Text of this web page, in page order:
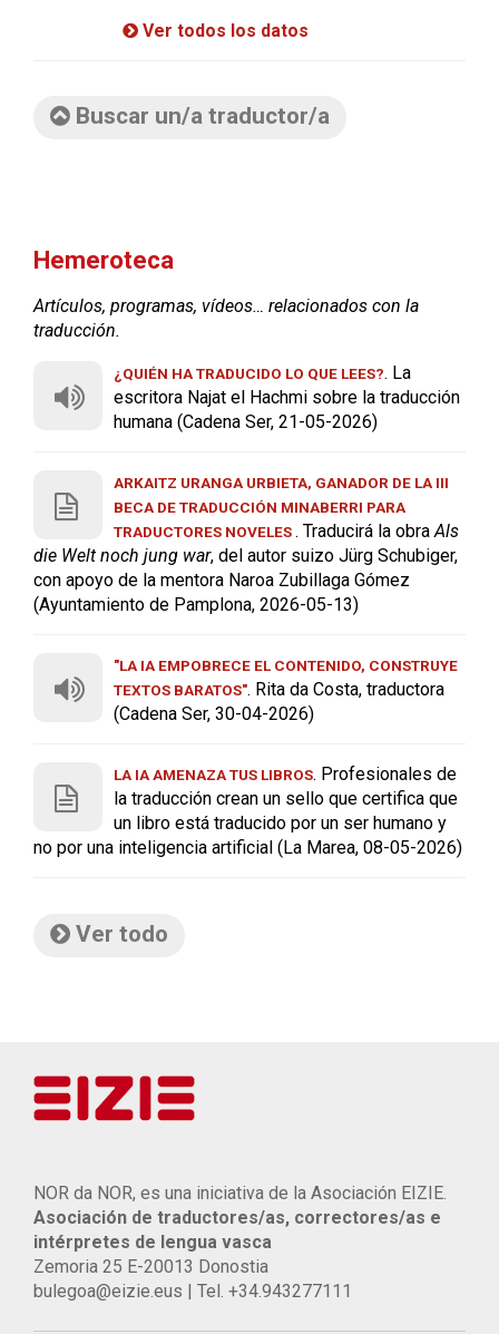
Ver todos los datos
Buscar un/a traductor/a
Hemeroteca
Artículos, programas, vídeos… relacionados con la
traducción.
¿QUIÉN HA TRADUCIDO LO QUE LEES?. La
escritora Najat el Hachmi sobre la traducción
humana (Cadena Ser, 21-05-2026)
ARKAITZ URANGA URBIETA, GANADOR DE LA III
BECA DE TRADUCCIÓN MINABERRI PARA
TRADUCTORES NOVELES. Traducirá la obraAls
die Welt noch jung war, del autor suizo Jürg Schubiger,
con apoyo de la mentora Naroa Zubillaga Gómez
(Ayuntamiento de Pamplona, 2026-05-13)
"LA IA EMPOBRECE EL CONTENIDO, CONSTRUYE
TEXTOS BARATOS". Rita da Costa, traductora
(Cadena Ser, 30-04-2026)
LA IA AMENAZA TUS LIBROS. Profesionales de
la traducción crean un sello que certifica que
un libro está traducido por un ser humano y
no por una inteligencia artificial (La Marea, 08-05-2026)
Ver todo
NOR da NOR, es una iniciativa de la Asociación EIZIE.
Asociación de traductores/as, correctores/as e
intérpretes de lengua vasca
Zemoria 25 E-20013 Donostia
bulegoa@eizie.eus | Tel. +34.943277111